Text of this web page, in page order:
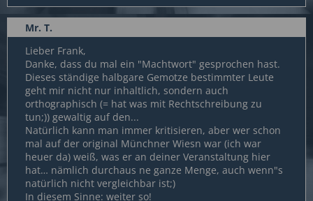
Mr. T.
Lieber Frank,
Danke, dass du mal ein "Machtwort" gesprochen hast.
Dieses ständige halbgare Gemotze bestimmter Leute
geht mir nicht nur inhaltlich, sondern auch
orthographisch (= hat was mit Rechtschreibung zu
tun;)) gewaltig auf den...
Natürlich kann man immer kritisieren, aber wer schon
mal auf der original Münchner Wiesn war (ich war
heuer da) weiß, was er an deiner Veranstaltung hier
hat… nämlich durchaus ne ganze Menge, auch wenn"s
natürlich nicht vergleichbar ist;)
In diesem Sinne: weiter so!